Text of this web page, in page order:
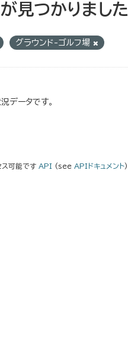
見つかりました
グラウンド-ゴルフ場
データです。
ス可能です API (see APIドキュメント).